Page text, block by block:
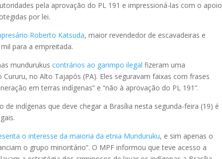
pela aprovação do PL 191 e impressioná-las com o apoio
por lei.
Roberto Katsuda, maior revendedor de escavadeiras e
para a empreitada.
mundurukus contrários ao garimpo ilegal fizeram uma
no Alto Tajapós (PA). Eles seguravam faixas com frases
em terras indígenas” e “não à aprovação do PL 191”.
indígenas que deve chegar a Brasília nesta segunda-feira (19) é
o interesse da maioria da etnia Munduruku, e sim apenas o
o grupo minoritário”. O MPF informou que teve acesso a